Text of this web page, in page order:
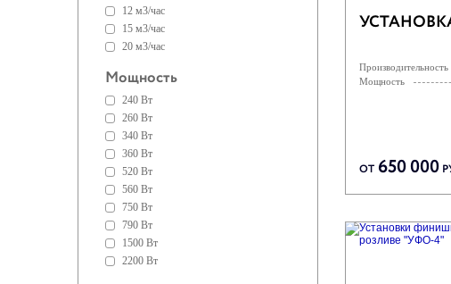
12 м3/час
15 м3/час
20 м3/час
Мощность
240 Вт
260 Вт
340 Вт
360 Вт
520 Вт
560 Вт
750 Вт
790 Вт
1500 Вт
2200 Вт
Производительность
Мощность
ОТ 650 000